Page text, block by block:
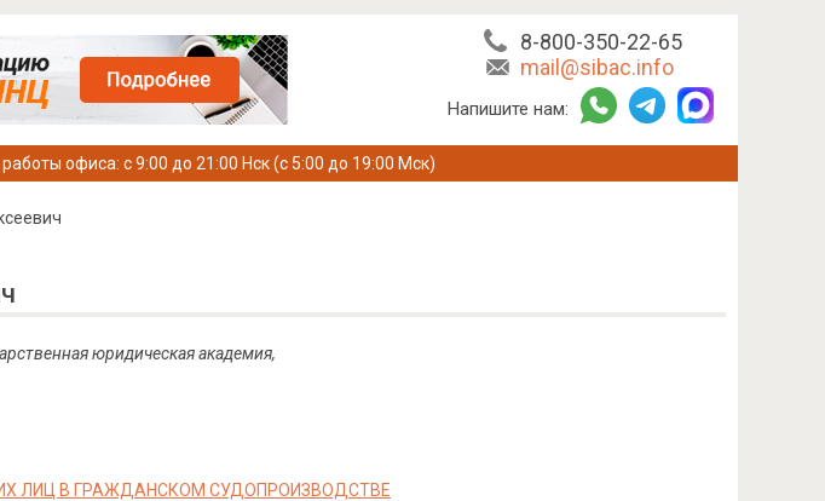
8-800-350-22-65
mail@sibac.info
Напишите нам:
офиса: с 9:00 до 21:00 Нск (с 5:00 до 19:00 Мск)
юридическая академия,
ЛИЦ В ГРАЖДАНСКОМ СУДОПРОИЗВОДСТВЕ